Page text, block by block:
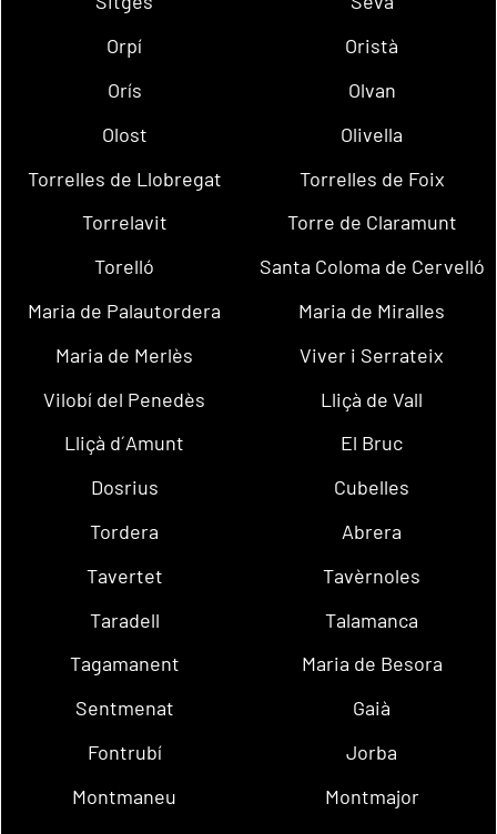
Orpí
Oristà
Orís
Olvan
Olost
Olivella
Torrelles de Llobregat
Torrelles de Foix
Torrelavit
Torre de Claramunt
Torelló
Santa Coloma de Cervelló
Maria de Palautordera
Maria de Miralles
Maria de Merlès
Viver i Serrateix
Vilobí del Penedès
Lliçà de Vall
Lliçà d´Amunt
El Bruc
Dosrius
Cubelles
Tordera
Abrera
Tavertet
Tavèrnoles
Taradell
Talamanca
Tagamanent
Maria de Besora
Sentmenat
Gaià
Fontrubí
Jorba
Montmaneu
Montmajor